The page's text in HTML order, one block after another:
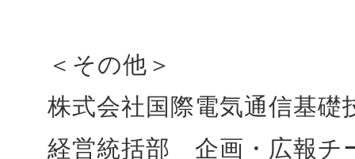
＜その他＞
株式会社国際電気通信基礎
経営統括部 企画・広報チ